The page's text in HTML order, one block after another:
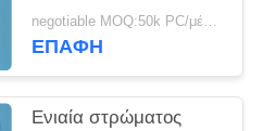
χαπιών διπλό για το
πληκτρολόγιο
negotiable MOQ:50k PC/μέρος
ΕΠΑΦΉ
Ενιαία στρώματος